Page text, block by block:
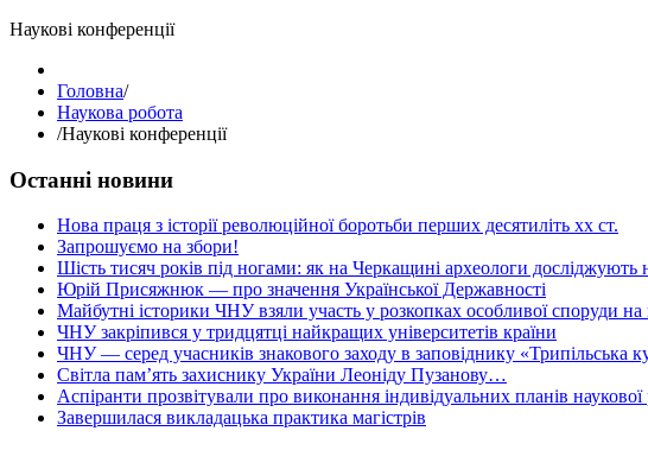
Наукові конференції
Головна/
Наукова робота
/Наукові конференції
Останні новини
Нова праця з історії революційної боротьби перших десятиліть хх ст.
Запрошуємо на збори!
Шість тисяч років під ногами: як на Черкащині археологи досліджують
Юрій Присяжнюк — про значення Української Державності
Майбутні історики ЧНУ взяли участь у розкопках особливої споруди
ЧНУ закріпився у тридцятці найкращих університетів країни
ЧНУ — серед учасників знакового заходу в заповіднику «Трипільська
Світла пам’ять захиснику України Леоніду Пузанову…
Аспіранти прозвітували про виконання індивідуальних планів наукової
Завершилася викладацька практика магістрів